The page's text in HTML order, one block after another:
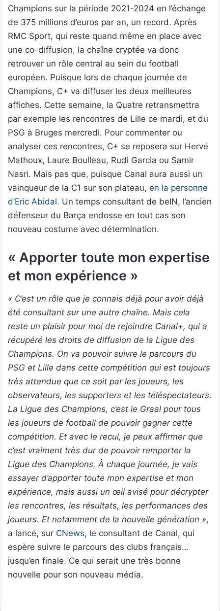
Champions sur la période 2021-2024 en l’échange
de 375 millions d’euros par an, un record. Après
RMC Sport, qui reste quand même en place avec
une co-diffusion, la chaîne cryptée va donc
retrouver un rôle central au sein du football
européen. Puisque lors de chaque journée de
Champions, C+ va diffuser les deux meilleures
affiches. Cette semaine, la Quatre retransmettra
par exemple les rencontres de Lille ce mardi, et du
PSG à Bruges mercredi. Pour commenter ou
analyser ces rencontres, C+ se reposera sur Hervé
Mathoux, Laure Boulleau, Rudi Garcia ou Samir
Nasri. Mais pas que, puisque Canal aura aussi un
vainqueur de la C1 sur son plateau, en la personne
d’Eric Abidal. Un temps consultant de beIN, l’ancien
défenseur du Barça endosse en tout cas son
nouveau costume avec détermination.
« Apporter toute mon expertise
et mon expérience »
« C’est un rôle que je connais déjà pour avoir déjà
été consultant sur une autre chaîne. Mais cela
reste un plaisir pour moi de rejoindre Canal+, qui a
récupéré les droits de diffusion de la Ligue des
Champions. On va pouvoir suivre le parcours du
PSG et Lille dans cette compétition qui est toujours
très attendue que ce soit par les joueurs, les
observateurs, les supporters et les téléspectateurs.
La Ligue des Champions, c’est le Graal pour tous
les joueurs de football de pouvoir gagner cette
compétition. Et avec le recul, je peux affirmer que
c’est vraiment très dur de pouvoir remporter la
Ligue des Champions. À chaque journée, je vais
essayer d’apporter toute mon expertise et mon
expérience, mais aussi un œil avisé pour décrypter
les rencontres, les résultats, les performances des
joueurs. Et notamment de la nouvelle génération »,
a lancé, sur CNews, le consultant de Canal, qui
espère suivre le parcours des clubs français…
jusqu’en finale. Ce qui serait une très bonne
nouvelle pour son nouveau média.